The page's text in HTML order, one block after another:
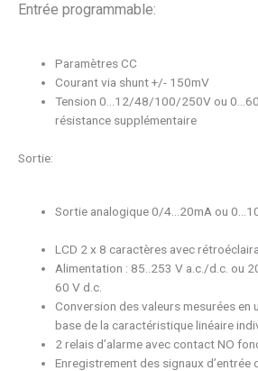
Entrée programmable:
Paramètres CC
Courant via shunt +/- 150mV
Tension 0…12/48/100/250V ou
résistance supplémentaire
Sortie:
Sortie analogique 0/4…20mA ou
LCD 2 x 8 caractères avec
Alimentation : 85..253 V a.c./d.c. ou
60 V d.c.
Conversion des valeurs mesurées en
base de la caractéristique linéaire
2 relais d’alarme avec contact NO
Enregistrement des signaux d’entrée